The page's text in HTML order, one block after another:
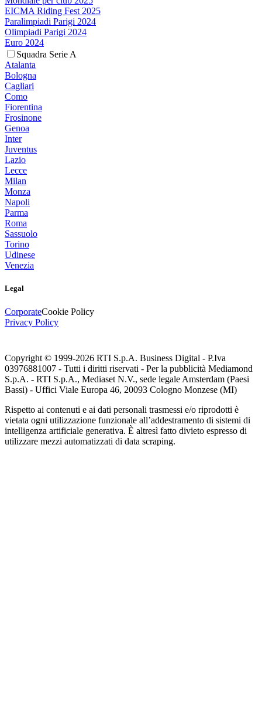
EICMA Riding Fest 2025
Paralimpiadi Parigi 2024
Olimpiadi Parigi 2024
Euro 2024
Squadra Serie A
Atalanta
Bologna
Cagliari
Como
Fiorentina
Frosinone
Genoa
Inter
Juventus
Lazio
Lecce
Milan
Monza
Napoli
Parma
Roma
Sassuolo
Torino
Udinese
Venezia
Legal
CorporateCookie Policy
Privacy Policy
Copyright © 1999-2026 RTI S.p.A. Business Digital - P.Iva
03976881007 - Tutti i diritti riservati - Per la pubblicità Mediamond
S.p.A. - RTI S.p.A., Mediaset N.V., sede legale Amsterdam (Paesi
Bassi) - Uffici Viale Europa 46, 20093 Cologno Monzese (MI)
Rispetto ai contenuti e ai dati personali trasmessi e/o riprodotti è
vietata ogni utilizzazione funzionale all’addestramento di sistemi di
intelligenza artificiale generativa. È altresì fatto divieto espresso di
utilizzare mezzi automatizzati di data scraping.